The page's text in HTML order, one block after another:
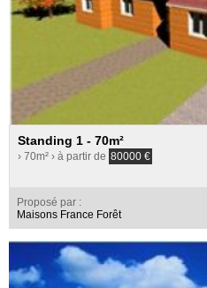
Standing 1 - 70m²
› 70m² › à partir de 80000 €
Proposé par :
Maisons France Forêt